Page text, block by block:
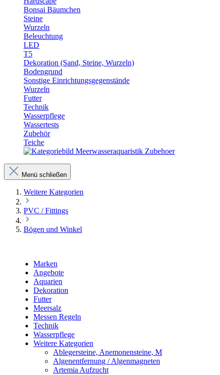
Bonsai Bäumchen
Steine
Wurzeln
Beleuchtung
LED
T5
Dekoration (Sand, Steine, Wurzeln)
Bodengrund
Sonstige Einrichtungsgegenstände
Wurzeln
Futter
Technik
Wasserpflege
Wassertests
Zubehör
Teiche
Menü schließen
Weitere Kategorien
PVC / Fittings
Bögen und Winkel
Marken
Angebote
Aquarien
Dekoration
Futter
Meersalz
Messen Regeln
Technik
Wasserpflege
Weitere Kategorien
Ablegersteine, Anemonensteine, M
Algenentfernung / Algenmagneten
Artemia Aufzucht